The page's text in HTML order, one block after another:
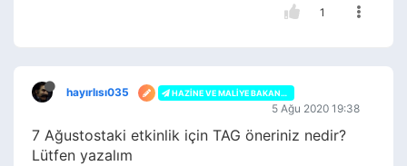
1
hayırlısı035 HAZINE VE MALIYE BAKANLIĞI
5 Ağu 2020 19:38
7 Ağustostaki etkinlik için TAG öneriniz nedir?
Lütfen yazalım